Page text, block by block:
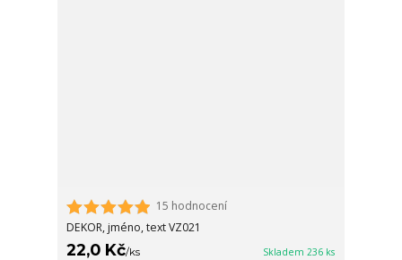
15 hodnocení
DEKOR, jméno, text VZ021
22,0 Kč/ks Skladem 236 ks